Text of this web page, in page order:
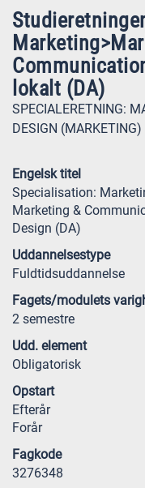
lokalt (DA)
SPECIALERETNING:
DESIGN (MARKETING)
Engelsk titel
Specialisation:
Marketing &
Design (DA)
Uddannelsestype
Fuldtidsuddannelse
Fagets/modulets
2 semestre
Udd. element
Obligatorisk
Opstart
Efterår
Forår
Fagkode
3276348